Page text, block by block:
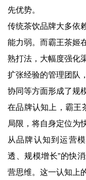
先优势。
传统茶饮品牌大多依
能力弱。而霸王茶姬
熟打法，大幅度强化
扩张经验的管理团队
协同等方面形成了规
在品牌认知上，霸王
局限，将自身定位为
从品牌认知到运营
透、规模增长”的快
营思维。这一认知上